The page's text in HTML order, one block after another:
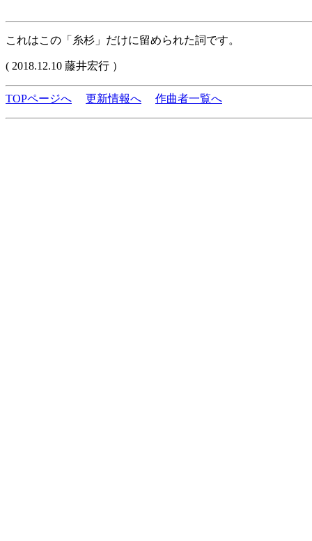
これはこの「糸杉」だけに留められた詞です。
( 2018.12.10 藤井宏行 ）
TOPページへ 更新情報へ 作曲者一覧へ